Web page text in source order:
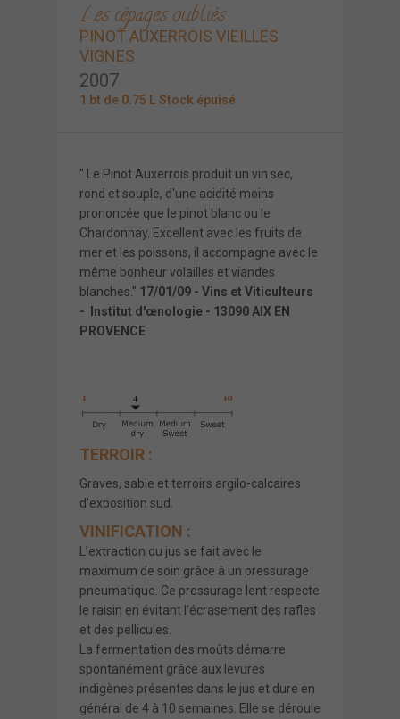
Les cépages oubliés
PINOT AUXERROIS VIEILLES
VIGNES
2007
1 bt de 0.75 L Stock épuisé
" Le Pinot Auxerrois produit un vin sec,
rond et souple, d'une acidité moins
prononcée que le pinot blanc ou le
Chardonnay. Excellent avec les fruits de
mer et les poissons, il accompagne avec le
même bonheur volailles et viandes
blanches." 17/01/09 - Vins et Viticulteurs
- Institut d'œnologie - 13090 AIX EN
PROVENCE
TERROIR :
Graves, sable et terroirs argilo-calcaires
d'exposition sud.
VINIFICATION :
L’extraction du jus se fait avec le
maximum de soin grâce à un pressurage
pneumatique. Ce pressurage lent respecte
le raisin en évitant l’écrasement des rafles
et des pellicules.
La fermentation des moûts démarre
spontanément grâce aux levures
indigènes présentes dans le jus et dure en
général de 4 à 10 semaines. Elle se déroule